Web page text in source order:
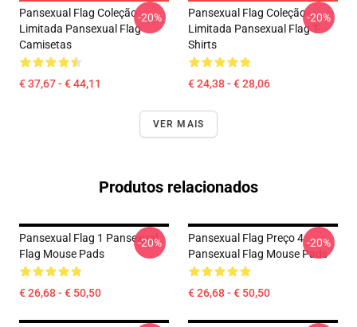
Pansexual Flag Coleção
Limitada Pansexual Flag
Camisetas
€ 37,67 - € 44,11
-20%
Pansexual Flag Coleção
Limitada Pansexual Flag T-
Shirts
€ 24,38 - € 28,06
-20%
VER MAIS
Produtos relacionados
Pansexual Flag 1 Pansexual
Flag Mouse Pads
€ 26,68 - € 50,50
-20%
Pansexual Flag Preço 4
Pansexual Flag Mouse Pads
€ 26,68 - € 50,50
-20%